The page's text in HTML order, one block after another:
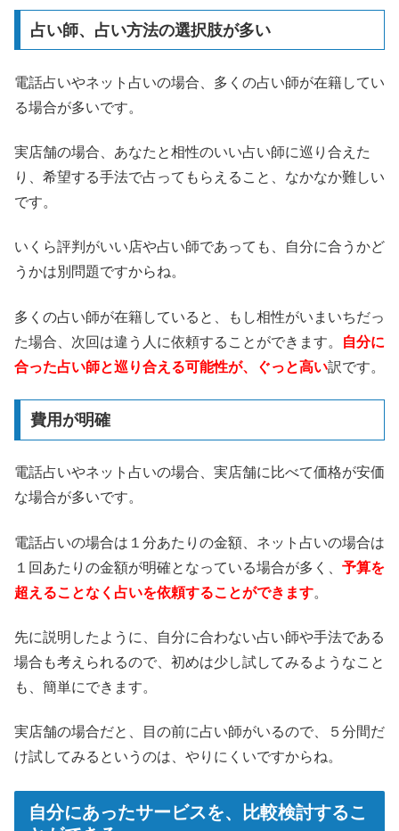
占い師、占い方法の選択肢が多い
電話占いやネット占いの場合、多くの占い師が在籍してい
る場合が多いです。
実店舗の場合、あなたと相性のいい占い師に巡り合えた
り、希望する手法で占ってもらえること、なかなか難しい
です。
いくら評判がいい店や占い師であっても、自分に合うかど
うかは別問題ですからね。
多くの占い師が在籍していると、もし相性がいまいちだっ
た場合、次回は違う人に依頼することができます。
自分に
合った占い師と巡り合える可能性が、ぐっと高い訳です。
費用が明確
電話占いやネット占いの場合、実店舗に比べて価格が安価
な場合が多いです。
電話占いの場合は１分あたりの金額、ネット占いの場合は
１回あたりの金額が明確となっている場合が多く、 予算を
超えることなく占いを依頼することができます。
先に説明したように、自分に合わない占い師や手法である
場合も考えられるので、初めは少し試してみるようなこと
も、簡単にできます。
実店舗の場合だと、目の前に占い師がいるので、５分間だ
け試してみるというのは、やりにくいですからね。
自分にあったサービスを、比較検討するこ